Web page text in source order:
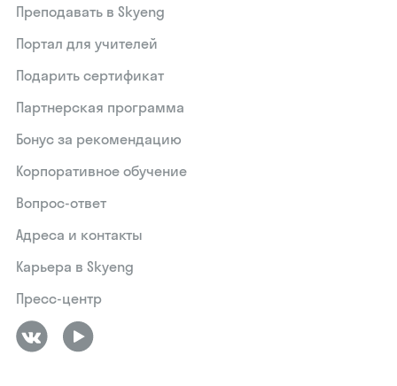
Преподавать в Skyeng
Портал для учителей
Подарить сертификат
Партнерская программа
Бонус за рекомендацию
Корпоративное обучение
Вопрос-ответ
Адреса и контакты
Карьера в Skyeng
Пресс-центр